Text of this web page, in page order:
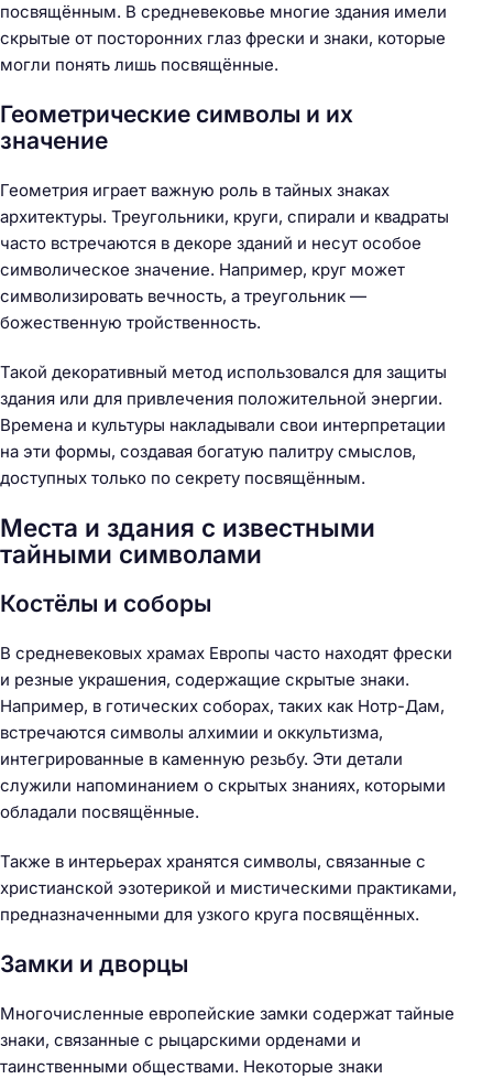
посвящённым. В средневековье многие здания имели
скрытые от посторонних глаз фрески и знаки, которые
могли понять лишь посвящённые.
Геометрические символы и их
значение
Геометрия играет важную роль в тайных знаках
архитектуры. Треугольники, круги, спирали и квадраты
часто встречаются в декоре зданий и несут особое
символическое значение. Например, круг может
символизировать вечность, а треугольник —
божественную тройственность.
Такой декоративный метод использовался для защиты
здания или для привлечения положительной энергии.
Времена и культуры накладывали свои интерпретации
на эти формы, создавая богатую палитру смыслов,
доступных только по секрету посвящённым.
Места и здания с известными
тайными символами
Костёлы и соборы
В средневековых храмах Европы часто находят фрески
и резные украшения, содержащие скрытые знаки.
Например, в готических соборах, таких как Нотр-Дам,
встречаются символы алхимии и оккультизма,
интегрированные в каменную резьбу. Эти детали
служили напоминанием о скрытых знаниях, которыми
обладали посвящённые.
Также в интерьерах хранятся символы, связанные с
христианской эзотерикой и мистическими практиками,
предназначенными для узкого круга посвящённых.
Замки и дворцы
Многочисленные европейские замки содержат тайные
знаки, связанные с рыцарскими орденами и
таинственными обществами. Некоторые знаки